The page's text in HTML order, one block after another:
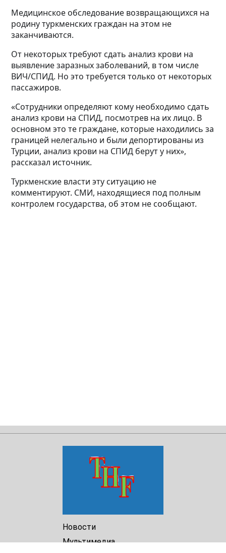
Медицинское обследование возвращающихся на
родину туркменских граждан на этом не
заканчиваются.
От некоторых требуют сдать анализ крови на
выявление заразных заболеваний, в том числе
ВИЧ/СПИД. Но это требуется только от некоторых
пассажиров.
«Сотрудники определяют кому необходимо сдать
анализ крови на СПИД, посмотрев на их лицо. В
основном это те граждане, которые находились за
границей нелегально и были депортированы из
Турции, анализ крови на СПИД берут у них»,
рассказал источник.
Туркменские власти эту ситуацию не
комментируют. СМИ, находящиеся под полным
контролем государства, об этом не сообщают.
Новости
Мультимедиа